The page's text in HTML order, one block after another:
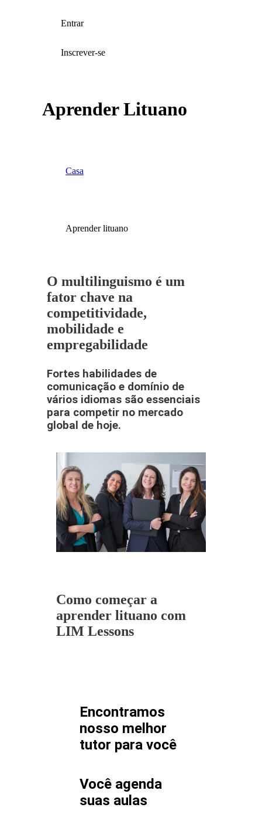
Entrar
Inscrever-se
Aprender Lituano
Casa
Aprender lituano
O multilinguismo é um
fator chave na
competitividade,
mobilidade e
empregabilidade
Fortes habilidades de
comunicação e domínio de
vários idiomas são essenciais
para competir no mercado
global de hoje.
Como começar a
aprender lituano com
LIM Lessons
Encontramos
nosso melhor
tutor para você
Você agenda
suas aulas